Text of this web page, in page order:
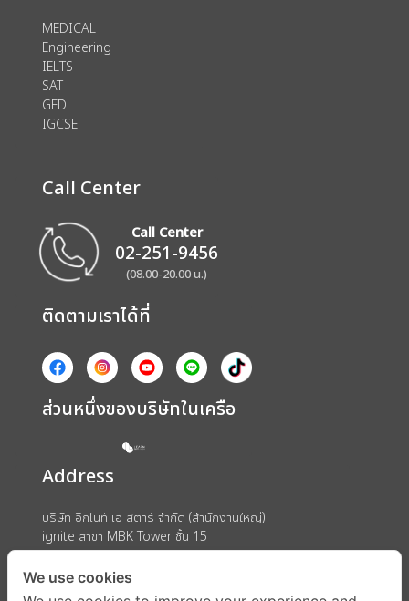
MEDICAL
Engineering
IELTS
SAT
GED
IGCSE
Call Center
Call Center
02-251-9456
(08.00-20.00 น.)
ติดตามเราได้ที่
ส่วนหนึ่งของบริษัทในเครือ
Address
บริษัท อิกไนท์ เอ สตาร์ จำกัด (สำนักงานใหญ่)
ignite สาขา MBK Tower ชั้น 15
ถนนพญาไท แขวงวังใหม่ เขตปทุมวัน กรุงเทพมหานคร 10330
We use cookies